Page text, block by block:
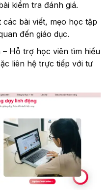
kiểm tra đánh giá.
các bài viết, mẹo học tập
đến giáo dục.
Hỗ trợ học viên tìm hiểu
liên hệ trực tiếp với tư